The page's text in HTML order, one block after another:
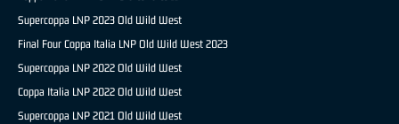
Supercoppa LNP 2023 Old Wild West
Final Four Coppa Italia LNP Old Wild West 2023
Supercoppa LNP 2022 Old Wild West
Coppa Italia LNP 2022 Old Wild West
Supercoppa LNP 2021 Old Wild West